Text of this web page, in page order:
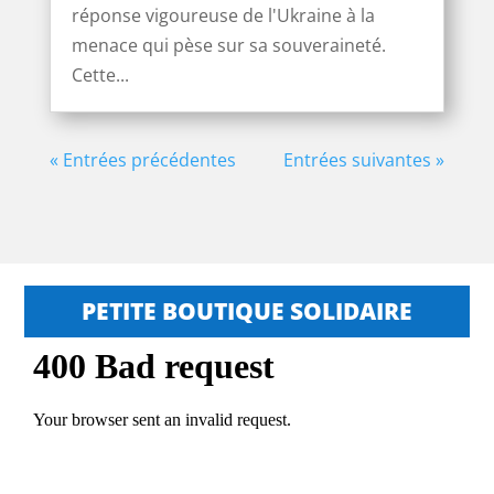
réponse vigoureuse de l'Ukraine à la
menace qui pèse sur sa souveraineté.
Cette...
« Entrées précédentes Entrées suivantes »
PETITE BOUTIQUE SOLIDAIRE